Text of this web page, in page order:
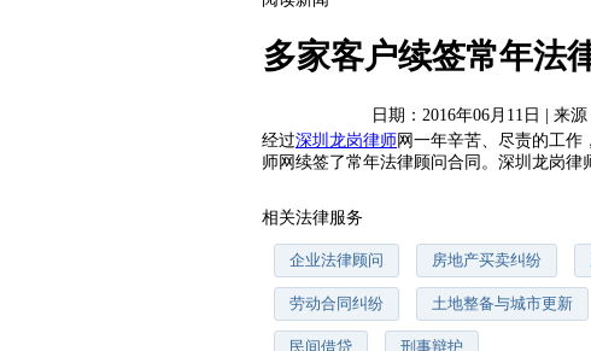
多家客户续签常年法
日期：2016年06月11日 | 来
经过深圳龙岗律师 网一年辛苦、尽责的工
师网续签了常年法律顾问合同。深圳龙岗律
相关法律服务
企业法律顾问 房地产买卖纠纷
劳动合同纠纷 土地整备与城市更新
民间借贷 刑事辩护